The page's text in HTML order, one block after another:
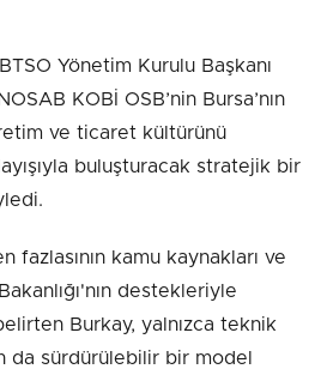
Yönetim Kurulu Başkanı
KOBİ OSB’nin Bursa’nın
ve ticaret kültürünü
buluşturacak stratejik bir
fazlasının kamu kaynakları ve
destekleriyle
Burkay, yalnızca teknik
da sürdürülebilir bir model